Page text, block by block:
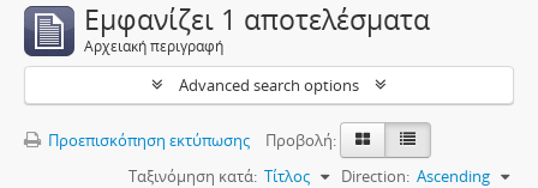
Εμφανίζει 1 αποτελέσματα
Αρχειακή περιγραφή
Advanced search options
Προεπισκόπηση εκτύπωσης
Προβολή:
Ταξινόμηση κατά: Τίτλος Direction: Ascending